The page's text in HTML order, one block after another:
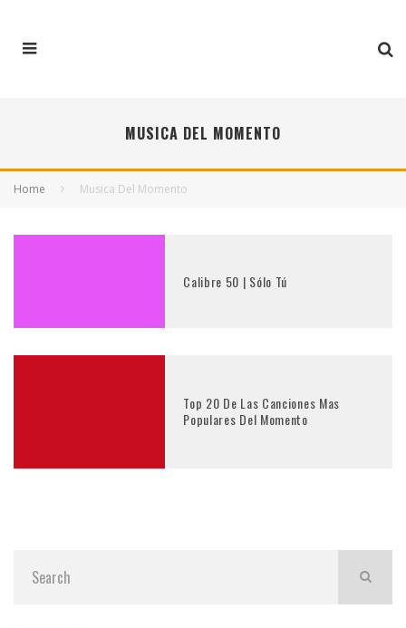
MUSICA DEL MOMENTO
Home Musica Del Momento
Calibre 50 | Sólo Tú
Top 20 De Las Canciones Mas
Populares Del Momento